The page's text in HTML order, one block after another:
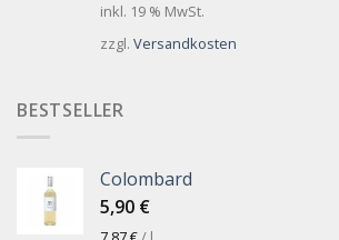
inkl. 19 % MwSt.
zzgl. Versandkosten
BESTSELLER
Colombard
5,90 €